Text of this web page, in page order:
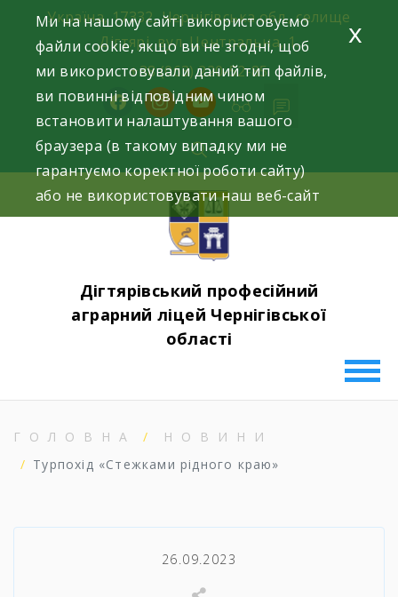
content
Україна, 17332, Чернігівська обл., селище
Дігтярі, вул. Центральна, 1.
+38 (063) 220-52-85
facebookinstagramyoutube
Дігтярівський професійний
аграрний ліцей Чернігівської
області
ГОЛОВНА
НОВИНИ
Турпохід «Стежками рідного краю»
26.09.2023
Ми на нашому сайті використовуємо
файли cookie, якщо ви не згодні, щоб
ми використовували даний тип файлів,
ви повинні відповідним чином
встановити налаштування вашого
браузера (в такому випадку ми не
гарантуємо коректної роботи сайту)
або не використовувати наш веб-сайт
x